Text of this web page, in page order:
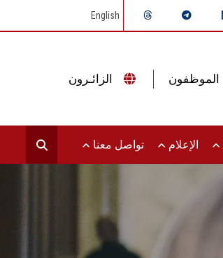
English
الإعلام تواصل معنا